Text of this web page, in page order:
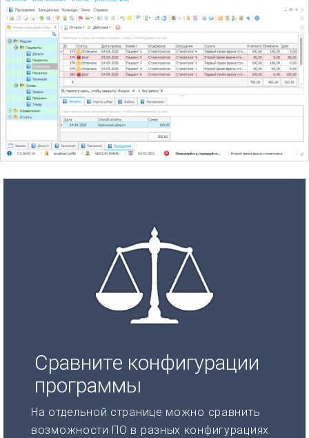
Сравните конфигурации
программы
На отдельной странице можно сравнить
возможности ПО в разных конфигурациях.